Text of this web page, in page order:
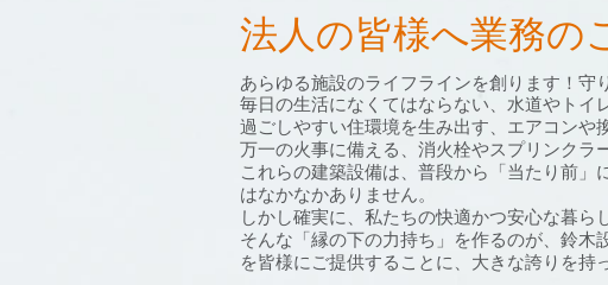
法人の皆様へ業務の
あらゆる施設のライフラインを創ります！守
毎日の生活になくてはならない、水道やトイレ
過ごしやすい住環境を生み出す、エアコンや
万一の火事に備える、消火栓やスプリンクラー
これらの建築設備は、普段から「当たり前
はなかなかありません。
しかし確実に、私たちの快適かつ安心な暮ら
そんな「縁の下の力持ち」を作るのが、鈴木
を皆様にご提供することに、大きな誇りを持